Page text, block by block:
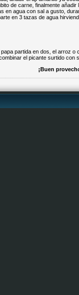
de carne, finalmente
en agua con sal a gusto,
en 3 tazas de agua
partida en dos, el arroz o
el picante surtido con
¡Buen